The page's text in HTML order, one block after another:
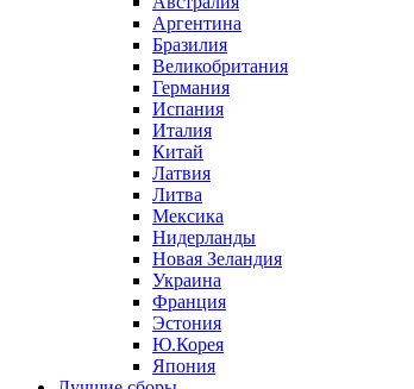
Аргентина
Бразилия
Великобритания
Германия
Испания
Италия
Китай
Латвия
Литва
Мексика
Нидерланды
Новая Зеландия
Украина
Франция
Эстония
Ю.Корея
Япония